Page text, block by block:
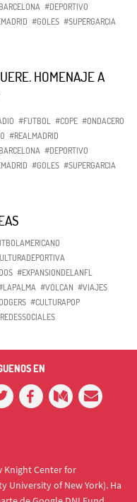
#DEPORTIVO
#GOLES #SUPERGARCIA
HOMENAJE A
#FUTBOL #COPE #ONDACERO
#REALMADRID
#DEPORTIVO
#GOLES #SUPERGARCIA
#EXPANSIONDELANFL
#VOLCAN #VIAJES
#CULTURAPOP
EN
Knight Center for
University of New York). Ha